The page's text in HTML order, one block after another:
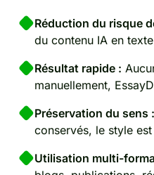
Réduction du risque
du contenu IA en
Résultat rapide :
manuellement,
Préservation du sens :
conservés, le style
Utilisation multi-